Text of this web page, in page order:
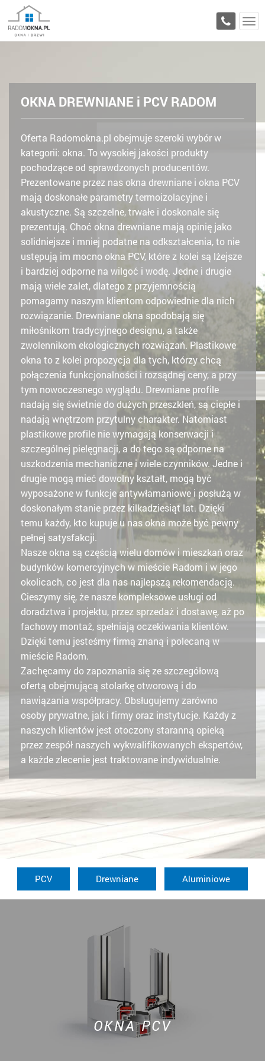
OKNA DREWNIANE i PCV RADOM
Oferta Radomokna.pl obejmuje szeroki wybór w
kategorii: okna. To wysokiej jakości produkty
pochodzące od sprawdzonych producentów.
Prezentowane przez nas okna drewniane i okna PCV
mają doskonałe parametry termoizolacyjne i
akustyczne. Są szczelne, trwałe i doskonale się
prezentują. Choć okna drewniane mają opinię jako
solidniejsze i mniej podatne na odkształcenia, to nie
ustępują im mocno okna PCV, które z kolei są lżejsze
i bardziej odporne na wilgoć i wodę. Jedne i drugie
mają wiele zalet, dlatego z przyjemnością
pomagamy naszym klientom odpowiednie dla nich
rozwiązanie. Drewniane okna spodobają się
miłośnikom tradycyjnego designu, a także
zwolennikom ekologicznych rozwiązań. Plastikowe
okna to z kolei propozycja dla tych, którzy chcą
połączenia funkcjonalności i rozsądnej ceny, a przy
tym nowoczesnego wyglądu. Drewniane profile
nadają się świetnie do dużych przeszkleń, są ciepłe i
nadają wnętrzom przytulny charakter. Natomiast
plastikowe profile nie wymagają konserwacji i
szczególnej pielęgnacji, a do tego są odporne na
uszkodzenia mechaniczne i wiele czynników. Jedne i
drugie mogą mieć dowolny kształt, mogą być
wyposażone w funkcje antywłamaniowe i posłużą w
doskonałym stanie przez kilkadziesiąt lat. Dzięki
temu każdy, kto kupuje u nas okna może być pewny
pełnej satysfakcji.
Nasze okna są częścią wielu domów i mieszkań oraz
budynków komercyjnych w mieście Radom i w jego
okolicach, co jest dla nas najlepszą rekomendacją.
Cieszymy się, że nasze kompleksowe usługi od
doradztwa i projektu, przez sprzedaż i dostawę, aż po
fachowy montaż, spełniają oczekiwania klientów.
Dzięki temu jesteśmy firmą znaną i polecaną w
mieście Radom.
Zachęcamy do zapoznania się ze szczegółową
ofertą obejmującą stolarkę otworową i do
nawiązania współpracy. Obsługujemy zarówno
osoby prywatne, jak i firmy oraz instytucje. Każdy z
naszych klientów jest otoczony staranną opieką
przez zespół naszych wykwalifikowanych ekspertów,
a każde zlecenie jest traktowane indywidualnie.
PCV Drewniane Aluminiowe
OKNA PCV